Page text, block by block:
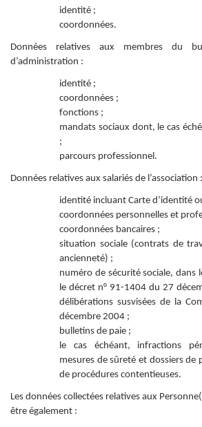
identité ;
coordonnées.
Données relatives aux membres du
d’administration :
identité ;
coordonnées ;
fonctions ;
mandats sociaux dont, le cas
;
parcours professionnel.
Données relatives aux salariés de l’association :
identité incluant Carte d’identité
coordonnées personnelles et
coordonnées bancaires ;
situation sociale (contrats de
ancienneté) ;
numéro de sécurité sociale, dans
le décret n° 91-1404 du 27
délibérations susvisées de la
décembre 2004 ;
bulletins de paie ;
le cas échéant, infractions
mesures de sûreté et dossiers de
de procédures contentieuses.
Les données collectées relatives aux
être également :